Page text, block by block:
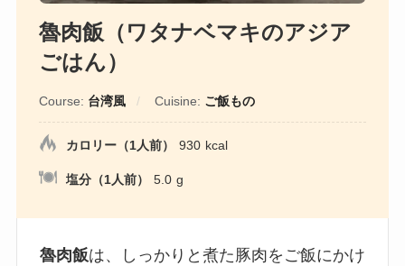
魯肉飯（ワタナベマキのアジア
ごはん）
Course: 台湾風 Cuisine: ご飯もの
カロリー（1人前） 930 kcal
塩分（1人前） 5.0 g
魯肉飯は、しっかりと煮た豚肉をご飯にかけ